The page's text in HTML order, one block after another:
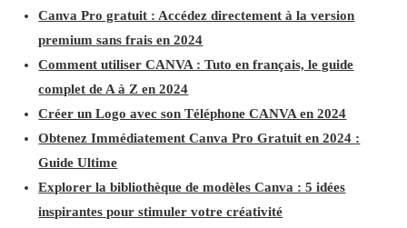
Canva Pro gratuit : Accédez directement à la version
premium sans frais en 2024
Comment utiliser CANVA : Tuto en français, le guide
complet de A à Z en 2024
Créer un Logo avec son Téléphone CANVA en 2024
Obtenez Immédiatement Canva Pro Gratuit en 2024 :
Guide Ultime
Explorer la bibliothèque de modèles Canva : 5 idées
inspirantes pour stimuler votre créativité